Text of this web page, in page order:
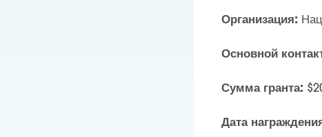
Организация:
Основной
Сумма гранта:
Дата